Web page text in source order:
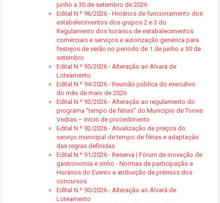
junho a 30 de setembro de 2026
Edital N.º 96/2026 - Horários de funcionamento dos
estabelecimentos dos grupos 2 e 3 do
Regulamento dos horários de estabalecimentos
comerciais e serviços e autorização genérica para
festejos de verão no período de 1 de junho a 30 de
setembro
Edital N.º 95/2026 - Alteração ao Alvará de
Loteamento
Edital N.º 94/2026 - Reunião pública do executivo
do mês de maio de 2026
Edital N.º 93/2026 - Alteração ao regulamento do
programa “tempo de férias” do Município de Torres
Vedras – início de procedimento
Edital N.º 92/2026 - Atualização de preços do
serviço municipal de tempo de férias e adaptação
das regras definidas
Edital N.º 91/2026 - Reserva | Fórum de inovação de
gastronomia e vinho - Normas de participação e
Horários do Evento e atribuição de prémios dos
concursos
Edital N.º 90/2026 - Alteração ao Alvará de
Loteamento